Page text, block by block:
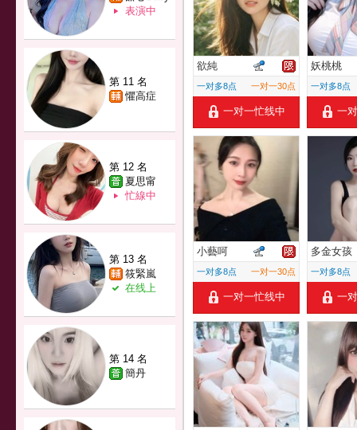
表演中
第 11 名
懼高症
第 12 名
夏思甯
忙線中
第 13 名
筱緊嵐
在线上
第 14 名
簡丹
欲純
一对多8点 一对一30点
一对一忙线中
妖桃桃
一对多8点
一
小藝呵
一对多8点 一对一30点
一对一忙线中
多金女孩
一对多8点
一